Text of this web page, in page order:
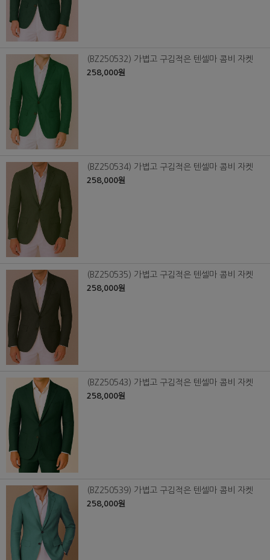
(BZ250532) 가볍고 구김적은 텐셀마 콤비 자켓
258,000원
(BZ250534) 가볍고 구김적은 텐셀마 콤비 자켓
258,000원
(BZ250535) 가볍고 구김적은 텐셀마 콤비 자켓
258,000원
(BZ250543) 가볍고 구김적은 텐셀마 콤비 자켓
258,000원
(BZ250539) 가볍고 구김적은 텐셀마 콤비 자켓
258,000원